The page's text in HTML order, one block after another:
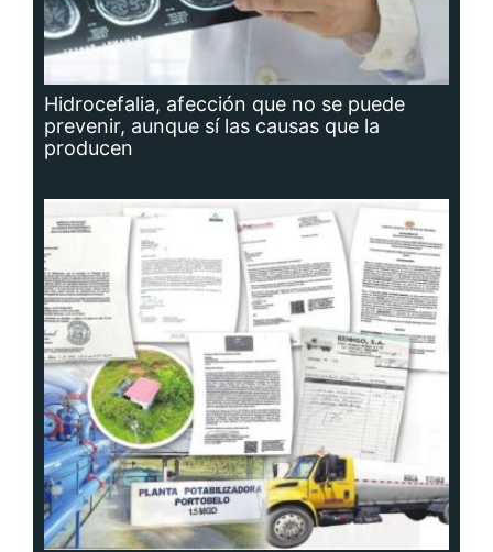
Hidrocefalia, afección que no se puede
prevenir, aunque sí las causas que la
producen